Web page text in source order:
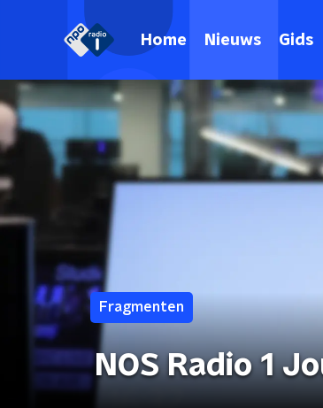
Home Nieuws Gids
Fragmenten
NOS Radio 1